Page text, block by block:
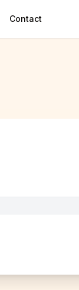
Contact